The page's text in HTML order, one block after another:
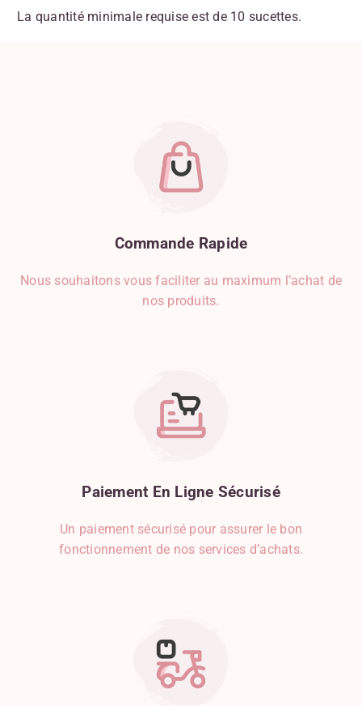
La quantité minimale requise est de 10 sucettes.
Commande Rapide
Nous souhaitons vous faciliter au maximum l’achat de
nos produits.
Paiement En Ligne Sécurisé
Un paiement sécurisé pour assurer le bon
fonctionnement de nos services d’achats.